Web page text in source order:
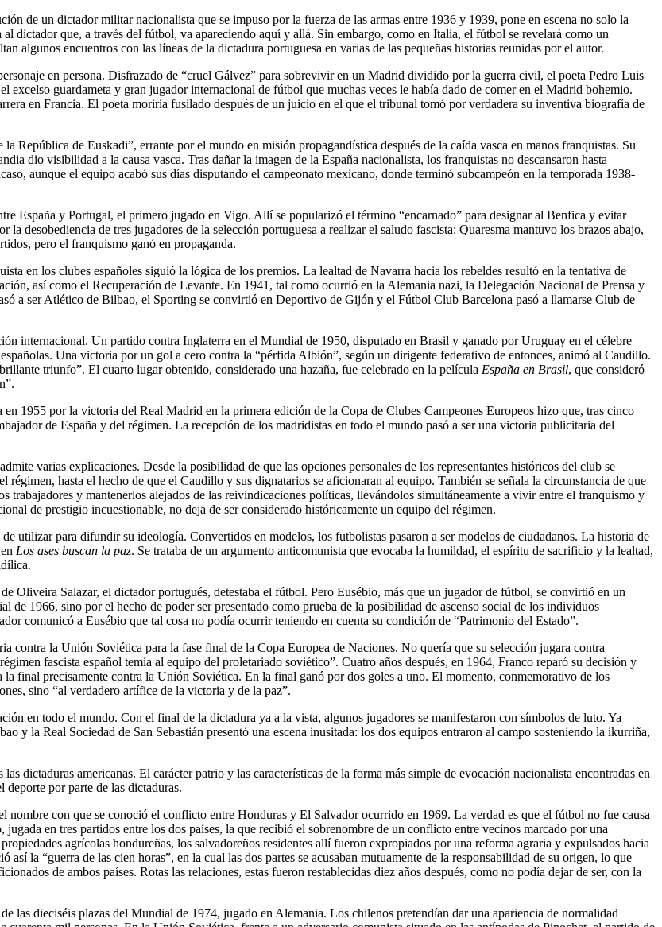
de un dictador militar nacionalista que se impuso por la fuerza de las armas entre 1936 y 1939, pone en escena no solo la
dictador que, a través del fútbol, va apareciendo aquí y allá. Sin embargo, como en Italia, el fútbol se revelará como un
algunos encuentros con las líneas de la dictadura portuguesa en varias de las pequeñas historias reunidas por el autor.
en persona. Disfrazado de “cruel Gálvez” para sobrevivir en un Madrid dividido por la guerra civil, el poeta Pedro Luis
guardameta y gran jugador internacional de fútbol que muchas veces le había dado de comer en el Madrid bohemio.
en Francia. El poeta moriría fusilado después de un juicio en el que el tribunal tomó por verdadera su inventiva biografía de
República de Euskadi”, errante por el mundo en misión propagandística después de la caída vasca en manos franquistas. Su
dio visibilidad a la causa vasca. Tras dañar la imagen de la España nacionalista, los franquistas no descansaron hasta
aunque el equipo acabó sus días disputando el campeonato mexicano, donde terminó subcampeón en la temporada 1938-
España y Portugal, el primero jugado en Vigo. Allí se popularizó el término “encarnado” para designar al Benfica y evitar
desobediencia de tres jugadores de la selección portuguesa a realizar el saludo fascista: Quaresma mantuvo los brazos abajo,
pero el franquismo ganó en propaganda.
en los clubes españoles siguió la lógica de los premios. La lealtad de Navarra hacia los rebeldes resultó en la tentativa de
así como el Recuperación de Levante. En 1941, tal como ocurrió en la Alemania nazi, la Delegación Nacional de Prensa y
a ser Atlético de Bilbao, el Sporting se convirtió en Deportivo de Gijón y el Fútbol Club Barcelona pasó a llamarse Club de
internacional. Un partido contra Inglaterra en el Mundial de 1950, disputado en Brasil y ganado por Uruguay en el célebre
Una victoria por un gol a cero contra la “pérfida Albión”, según un dirigente federativo de entonces, animó al Caudillo.
triunfo”. El cuarto lugar obtenido, considerado una hazaña, fue celebrado en la película España en Brasil, que consideró
1955 por la victoria del Real Madrid en la primera edición de la Copa de Clubes Campeones Europeos hizo que, tras cinco
de España y del régimen. La recepción de los madridistas en todo el mundo pasó a ser una victoria publicitaria del
varias explicaciones. Desde la posibilidad de que las opciones personales de los representantes históricos del club se
hasta el hecho de que el Caudillo y sus dignatarios se aficionaran al equipo. También se señala la circunstancia de que
trabajadores y mantenerlos alejados de las reivindicaciones políticas, llevándolos simultáneamente a vivir entre el franquismo y
de prestigio incuestionable, no deja de ser considerado históricamente un equipo del régimen.
utilizar para difundir su ideología. Convertidos en modelos, los futbolistas pasaron a ser modelos de ciudadanos. La historia de
Los ases buscan la paz. Se trataba de un argumento anticomunista que evocaba la humildad, el espíritu de sacrificio y la lealtad,
Oliveira Salazar, el dictador portugués, detestaba el fútbol. Pero Eusébio, más que un jugador de fútbol, se convirtió en un
1966, sino por el hecho de poder ser presentado como prueba de la posibilidad de ascenso social de los individuos
comunicó a Eusébio que tal cosa no podía ocurrir teniendo en cuenta su condición de “Patrimonio del Estado”.
contra la Unión Soviética para la fase final de la Copa Europea de Naciones. No quería que su selección jugara contra
fascista español temía al equipo del proletariado soviético”. Cuatro años después, en 1964, Franco reparó su decisión y
final precisamente contra la Unión Soviética. En la final ganó por dos goles a uno. El momento, conmemorativo de los
sino “al verdadero artífice de la victoria y de la paz”.
en todo el mundo. Con el final de la dictadura ya a la vista, algunos jugadores se manifestaron con símbolos de luto. Ya
y la Real Sociedad de San Sebastián presentó una escena inusitada: los dos equipos entraron al campo sosteniendo la ikurriña,
dictaduras americanas. El carácter patrio y las características de la forma más simple de evocación nacionalista encontradas en
por parte de las dictaduras.
con que se conoció el conflicto entre Honduras y El Salvador ocurrido en 1969. La verdad es que el fútbol no fue causa
en tres partidos entre los dos países, la que recibió el sobrenombre de un conflicto entre vecinos marcado por una
agrícolas hondureñas, los salvadoreños residentes allí fueron expropiados por una reforma agraria y expulsados hacia
la “guerra de las cien horas”, en la cual las dos partes se acusaban mutuamente de la responsabilidad de su origen, lo que
de ambos países. Rotas las relaciones, estas fueron restablecidas diez años después, como no podía dejar de ser, con la
las dieciséis plazas del Mundial de 1974, jugado en Alemania. Los chilenos pretendían dar una apariencia de normalidad